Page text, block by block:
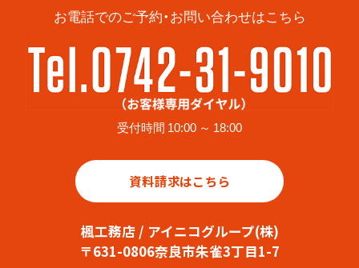
お電話でのご予約・お問い合わせはこちら
受付時間 10:00 ～ 18:00
資料請求はこちら
楓工務店 / アイニコグループ(株)
〒631-0806奈良市朱雀3丁目1-7